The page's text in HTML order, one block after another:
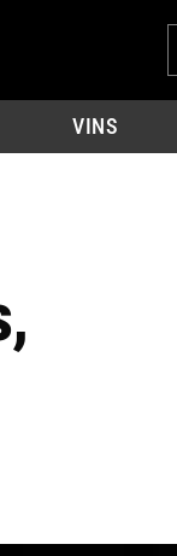
VINS